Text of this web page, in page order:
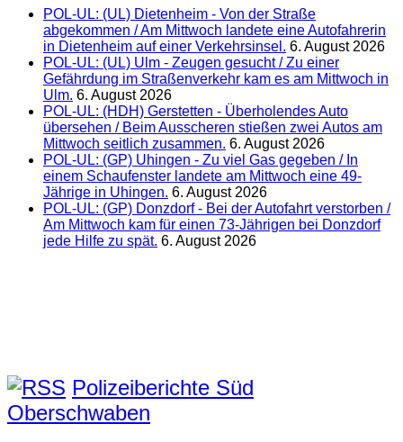
POL-UL: (UL) Dietenheim - Von der Straße
abgekommen / Am Mittwoch landete eine Autofahrerin
in Dietenheim auf einer Verkehrsinsel. 6. August 2026
POL-UL: (UL) Ulm - Zeugen gesucht / Zu einer
Gefährdung im Straßenverkehr kam es am Mittwoch in
Ulm. 6. August 2026
POL-UL: (HDH) Gerstetten - Überholendes Auto
übersehen / Beim Ausscheren stießen zwei Autos am
Mittwoch seitlich zusammen. 6. August 2026
POL-UL: (GP) Uhingen - Zu viel Gas gegeben / In
einem Schaufenster landete am Mittwoch eine 49-
Jährige in Uhingen. 6. August 2026
POL-UL: (GP) Donzdorf - Bei der Autofahrt verstorben /
Am Mittwoch kam für einen 73-Jährigen bei Donzdorf
jede Hilfe zu spät. 6. August 2026
Polizeiberichte Süd
Oberschwaben